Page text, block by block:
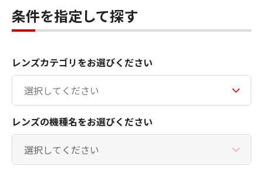
条件を指定して探す
レンズカテゴリをお選びください
レンズの機種名をお選びください